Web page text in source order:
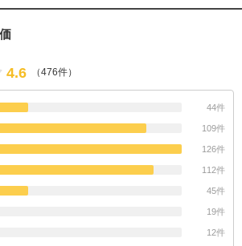
4.6 （476件）
44件
109件
126件
112件
45件
19件
12件